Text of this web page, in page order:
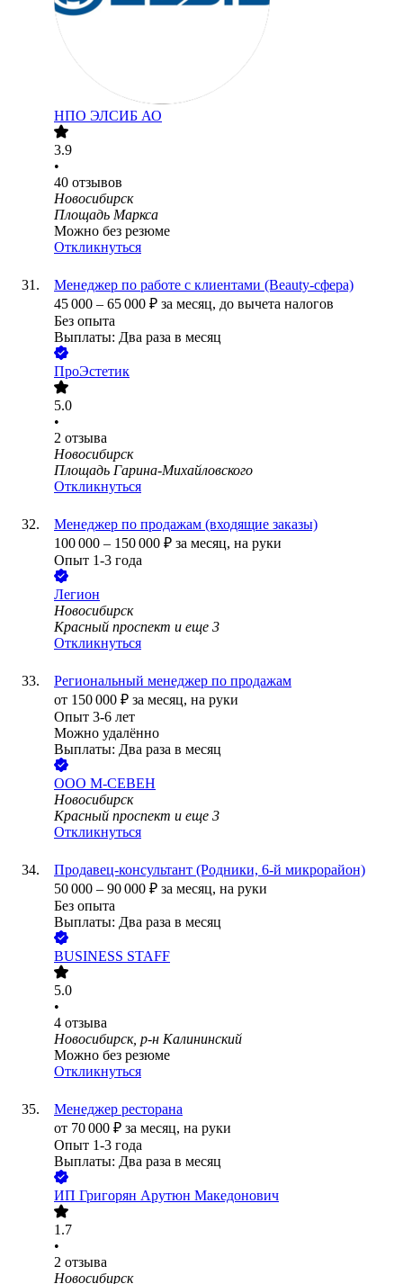
НПО ЭЛСИБ АО
3.9
•
40 отзывов
Новосибирск
Площадь Маркса
Можно без резюме
Откликнуться
Менеджер по работе с клиентами (Beauty-сфера)
45 000 – 65 000 ₽ за месяц, до вычета налогов
Без опыта
Выплаты: Два раза в месяц
ПроЭстетик
5.0
•
2 отзыва
Новосибирск
Площадь Гарина-Михайловского
Откликнуться
Менеджер по продажам (входящие заказы)
100 000 – 150 000 ₽ за месяц, на руки
Опыт 1-3 года
Легион
Новосибирск
Красный проспект и еще 3
Откликнуться
Региональный менеджер по продажам
от 150 000 ₽ за месяц, на руки
Опыт 3-6 лет
Можно удалённо
Выплаты: Два раза в месяц
ООО М-СЕВЕН
Новосибирск
Красный проспект и еще 3
Откликнуться
Продавец-консультант (Родники, 6-й микрорайон)
50 000 – 90 000 ₽ за месяц, на руки
Без опыта
Выплаты: Два раза в месяц
BUSINESS STAFF
5.0
•
4 отзыва
Новосибирск, р-н Калининский
Можно без резюме
Откликнуться
Менеджер ресторана
от 70 000 ₽ за месяц, на руки
Опыт 1-3 года
Выплаты: Два раза в месяц
ИП Григорян Арутюн Македонович
1.7
•
2 отзыва
Новосибирск